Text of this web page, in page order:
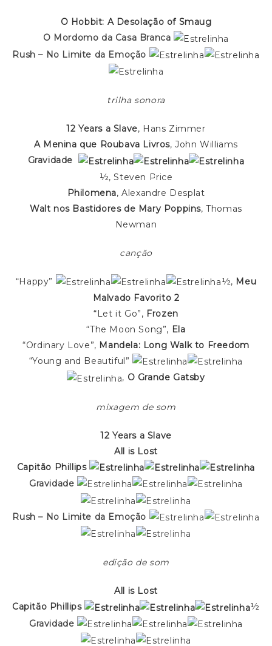
O Hobbit: A Desolação of Smaug
O Mordomo da Casa Branca
Rush – No Limite da Emoção
trilha sonora
12 Years a Slave, Hans Zimmer
A Menina que Roubava Livros, John Williams
Gravidade
½, Steven Price
Philomena, Alexandre Desplat
Walt nos Bastidores de Mary Poppins, Thomas
Newman
canção
“Happy” ½, Meu
Malvado Favorito 2
“Let it Go”, Frozen
“The Moon Song”, Ela
“Ordinary Love”, Mandela: Long Walk to Freedom
“Young and Beautiful”
, O Grande Gatsby
mixagem de som
12 Years a Slave
All is Lost
Capitão Phillips
Gravidade
Rush – No Limite da Emoção
edição de som
All is Lost
Capitão Phillips
½
Gravidade